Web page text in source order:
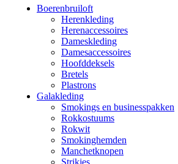
Boerenbruiloft
Herenkleding
Herenaccessoires
Dameskleding
Damesaccessoires
Hoofddeksels
Bretels
Plastrons
Galakleding
Smokings en businesspakken
Rokkostuums
Rokwit
Smokinghemden
Manchetknopen
Strikjes